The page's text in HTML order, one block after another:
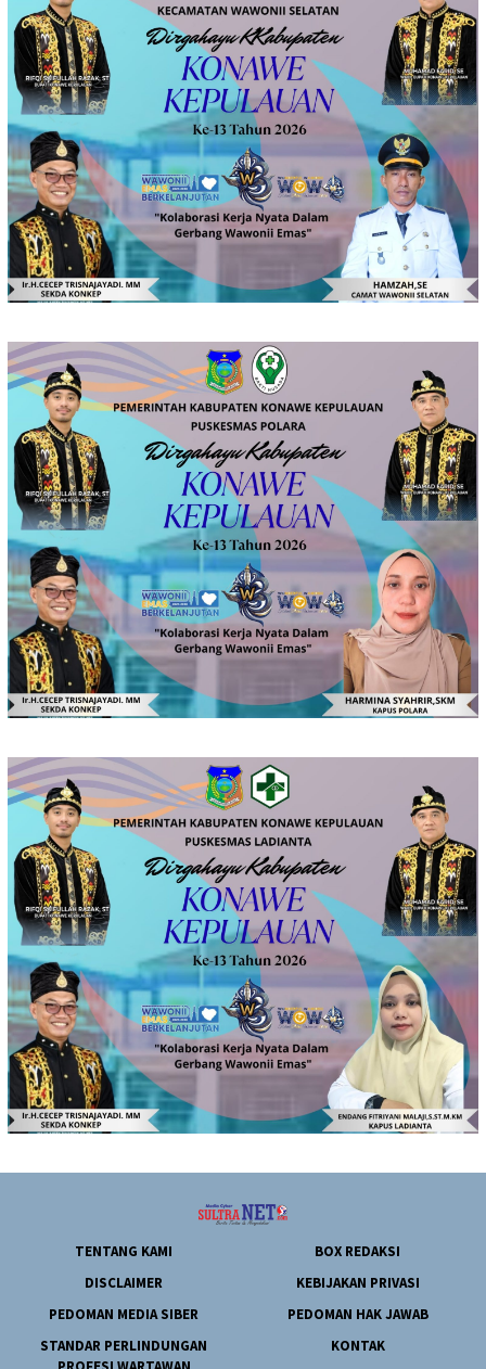
TENTANG KAMI
BOX REDAKSI
DISCLAIMER
KEBIJAKAN PRIVASI
PEDOMAN MEDIA SIBER
PEDOMAN HAK JAWAB
STANDAR PERLINDUNGAN
KONTAK